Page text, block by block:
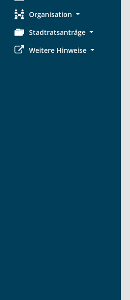
Organisation
Stadtratsanträge
Weitere Hinweise